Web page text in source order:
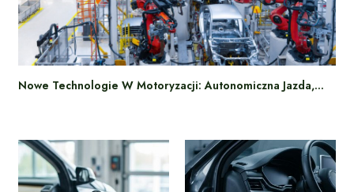
Nowe Technologie W Motoryzacji: Autonomiczna Jazda,…